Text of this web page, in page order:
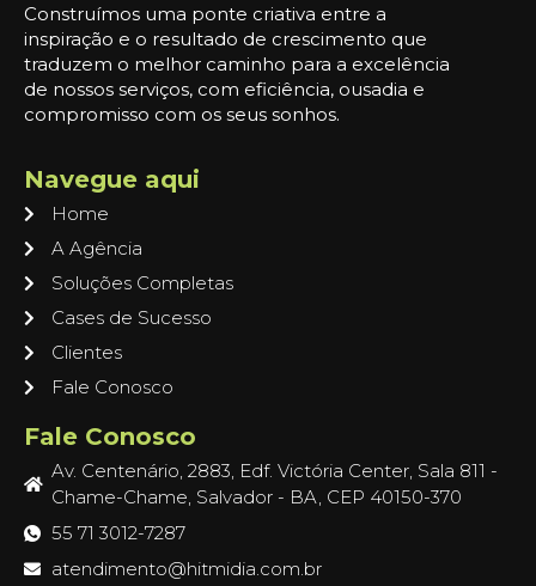
Construímos uma ponte criativa entre a
inspiração e o resultado de crescimento que
traduzem o melhor caminho para a excelência
de nossos serviços, com eficiência, ousadia e
compromisso com os seus sonhos.
Navegue aqui
Home
A Agência
Soluções Completas
Cases de Sucesso
Clientes
Fale Conosco
Fale Conosco
Av. Centenário, 2883, Edf. Victória Center, Sala 811 -
Chame-Chame, Salvador - BA, CEP 40150-370
55 71 3012-7287
atendimento@hitmidia.com.br